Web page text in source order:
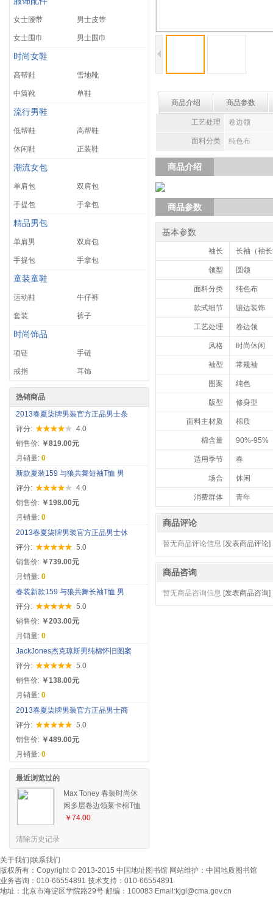
女士腰带 男士皮带
女士围巾 男士围巾
时尚女鞋
高帮鞋 雪地靴
中筒靴 单鞋
流行男鞋
低帮鞋 高帮鞋
休闲鞋 正装鞋
潮流女包
单肩包 双肩包
手提包 手拿包
精品男包
单肩男 双肩包
手提包 手拿包
童装童鞋
运动鞋 牛仔裤
套装 裤子
时尚饰品
项链 手链
戒指 耳饰
热销商品
2013春夏柒牌男装官方正品男士条
评分:
4.0
销售价: ￥819.00元
月销量: 0
新款夏装159 与狼共舞短袖T恤 男
评分:
4.0
销售价: ￥198.00元
月销量: 0
2013春夏柒牌男装官方正品男士休
评分:
5.0
销售价: ￥739.00元
月销量: 0
春装新款159 与狼共舞长袖T恤 男
评分:
5.0
销售价: ￥203.00元
月销量: 0
JackJones杰克琼斯男纯棉怀旧图案
评分:
5.0
销售价: ￥138.00元
月销量: 0
2013春夏柒牌男装官方正品男士商
评分:
5.0
销售价: ￥489.00元
月销量: 0
最近浏览过的
Max Toney 春装时尚休
闲多层卷边领莱卡棉T恤
男 长袖T恤 599
￥74.00
清除历史记录
商品介绍 商品参数
工艺处理 卷边领
面料分类 纯色布
商品介绍
商品参数
基本参数
袖长 长袖（袖
领型 圆领
面料分类 纯色布
款式细节 镶边装饰
工艺处理 卷边领
风格 时尚休闲
袖型 常规袖
图案 纯色
版型 修身型
面料主材质 棉质
棉含量 90%-95%
适用季节 春
场合 休闲
消费群体 青年
商品评论
暂无商品评论信息 [发表商品评论]
商品咨询
暂无商品咨询信息 [发表商品咨询]
关于我们 联系我们
版权所有： Copyright © 2013-2015 中国地址图书馆 网站维护： 中国地质图书馆
业务咨询：010-66554891 技术支持：010-66554891
地址：北京市海淀区学院路29号 邮编：100083 Email:kjgl@cma.gov.cn